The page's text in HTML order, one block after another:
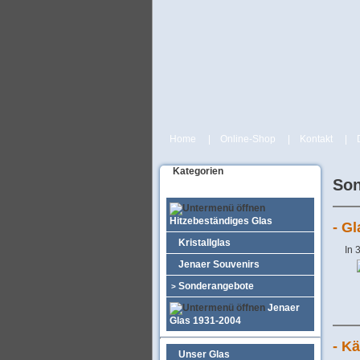
Home Online-Shop Kontakt
Kategorien
Hitzebeständiges Glas
Kristallglas
Jenaer Souvenirs
> Sonderangebote
Jenaer
Glas 1931-2004
Unser Glas
-
In
-